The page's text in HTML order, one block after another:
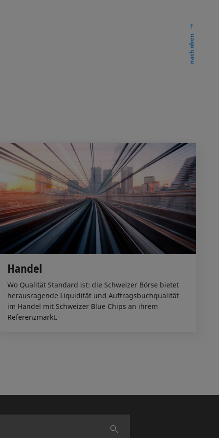
nach oben
Handel
Wo Qualität Standard ist: die Schweizer Börse bietet
herausragende Liquidität und Auftragsbuchqualität
im Handel mit Schweizer Blue Chips an ihrem
Referenzmarkt.
Finden